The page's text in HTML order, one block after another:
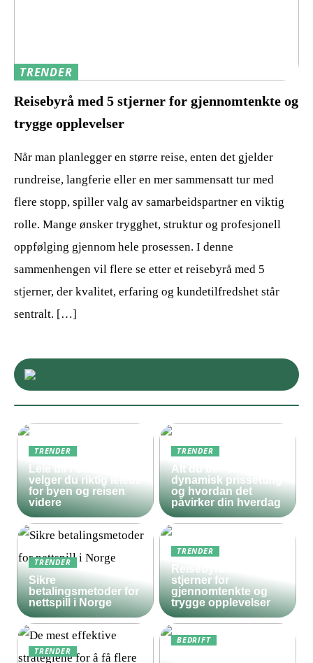
TRENDER
Reisebyrå med 5 stjerner for gjennomtenkte og
trygge opplevelser
Når man planlegger en større reise, enten det gjelder
rundreise, langferie eller en mer sammensatt tur med
flere stopp, spiller valg av samarbeidspartner en viktig
rolle. Mange ønsker trygghet, struktur og profesjonell
oppfølging gjennom hele prosessen. I denne
sammenhengen vil flere se etter et reisebyrå med 5
stjerner, der kvalitet, erfaring og kundetilfredshet står
sentralt. […]
TRENDER
Leie bil i Oslo – slik
velger du riktig leiebil
for byen og reisen
videre
TRENDER
Alt du bør vite om
dynamisk prissetting
og hvordan det
påvirker din hverdag
TRENDER
Sikre
betalingsmetoder for
nettspill i Norge
TRENDER
Reisebyrå med 5
stjerner for
gjennomtenkte og
trygge opplevelser
TRENDER
BEDRIFT